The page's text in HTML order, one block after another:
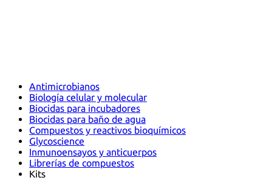
Antimicrobianos
Biología celular y molecular
Biocidas para incubadores
Biocidas para baño de agua
Compuestos y reactivos bioquímicos
Glycoscience
Inmunoensayos y anticuerpos
Librerías de compuestos
Kits